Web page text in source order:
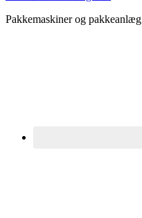
Pakkemaskiner og pakkeanlæg